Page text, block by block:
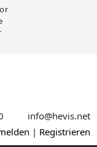
info@hevis.net
| Registrieren